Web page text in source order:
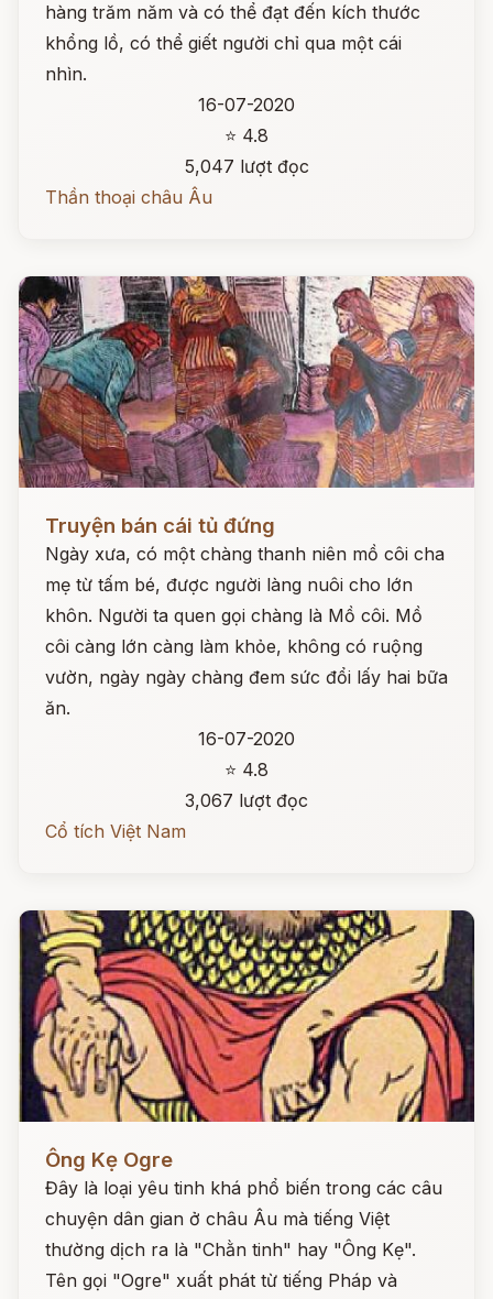
hàng trăm năm và có thể đạt đến kích thước
khổng lồ, có thể giết người chỉ qua một cái
nhìn.
16-07-2020
⭐ 4.8
5,047 lượt đọc
Thần thoại châu Âu
Truyện bán cái tủ đứng
Ngày xưa, có một chàng thanh niên mồ côi cha
mẹ từ tấm bé, được người làng nuôi cho lớn
khôn. Người ta quen gọi chàng là Mồ côi. Mồ
côi càng lớn càng làm khỏe, không có ruộng
vườn, ngày ngày chàng đem sức đổi lấy hai bữa
ăn.
16-07-2020
⭐ 4.8
3,067 lượt đọc
Cổ tích Việt Nam
Đọc ngay
Ông Kẹ Ogre
Đây là loại yêu tinh khá phổ biến trong các câu
chuyện dân gian ở châu Âu mà tiếng Việt
thường dịch ra là "Chằn tinh" hay "Ông Kẹ".
Tên gọi "Ogre" xuất phát từ tiếng Pháp và